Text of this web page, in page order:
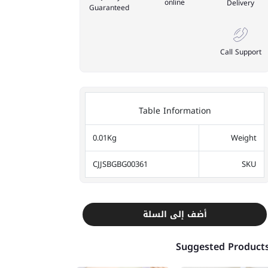
Delivery
Guaranteed
Call Support
Table Information
Weight
0.01Kg
SKU
CJJSBGBG00361
أضف إلى السلة
Suggested